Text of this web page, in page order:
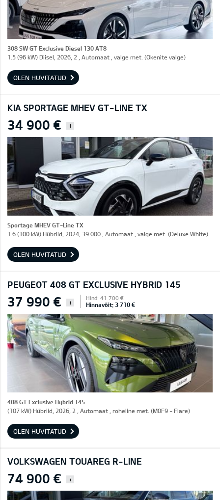
308 SW GT Exclusive Diesel 130 AT8
1.5 (96 kW) Diisel, 2026, 2 , Automaat , valge met. (Okenite valge)
OLEN HUVITATUD
KIA SPORTAGE MHEV GT-LINE TX
34 900 € i
Sportage MHEV GT-Line TX
1.6 (100 kW) Hübriid, 2024, 39 000 , Automaat , valge met. (Deluxe White)
OLEN HUVITATUD
PEUGEOT 408 GT EXCLUSIVE HYBRID 145
37 990 € i
Hind: 41 700 €
Hinnavõit: 3 710 €
408 GT Exclusive Hybrid 145
(107 kW) Hübriid, 2026, 2 , Automaat , roheline met. (M0F9 - Flare)
OLEN HUVITATUD
VOLKSWAGEN TOUAREG R-LINE
74 900 € i